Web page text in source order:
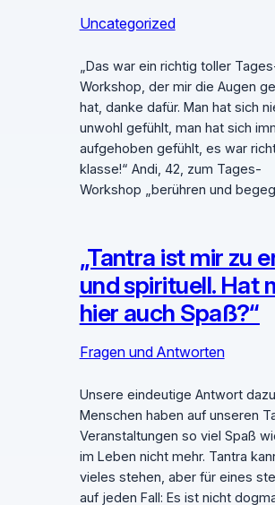
Uncategorized
„Das war ein richtig toller
Workshop, der mir die Augen
hat, danke dafür. Man hat sich
unwohl gefühlt, man hat sich
aufgehoben gefühlt, es war
klasse!“ Andi, 42, zum Tages-
Workshop „berühren und
„Tantra ist mir zu
und spirituell. Hat
hier auch Spaß?“
Fragen und Antworten
Unsere eindeutige Antwort
Menschen haben auf unseren
Veranstaltungen so viel Spaß
im Leben nicht mehr. Tantra
vieles stehen, aber für eines
auf jeden Fall: Es ist nicht